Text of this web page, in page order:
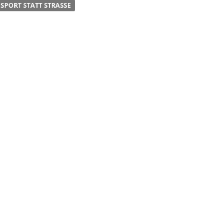
SPORT STATT STRASSE